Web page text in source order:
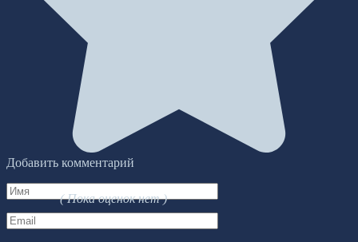
( Пока оценок нет )
Добавить комментарий
Имя
*
Email
*